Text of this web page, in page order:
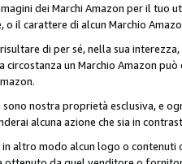
dei Marchi Amazon per il tuo
il carattere di alcun Marchio
di per sé, nella sua
circostanza un Marchio Amazon
nostra proprietà esclusiva, e
alcuna azione che sia in
altro modo alcun logo o